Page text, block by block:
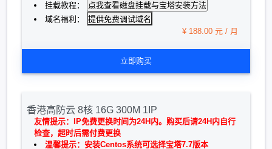
挂载教程：
域名福利：
提供免费调试域名
¥ 188.00 元 / 月
立即购买
香港高防云 8核 16G 300M 1IP
友情提示：IP免费更换时间为24H内。购买后请24H内自行
检查，超时后需付费更换
温馨提示：安装Centos系统可选择宝塔7.7版本